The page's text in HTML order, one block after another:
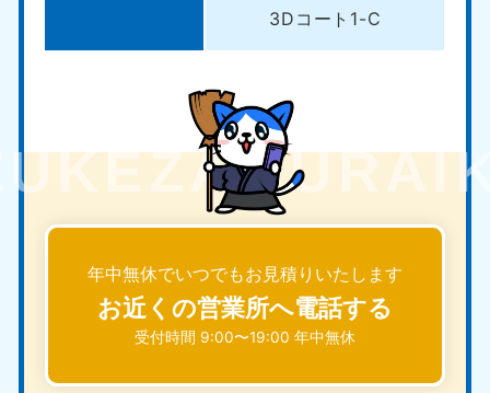
3Dコート1-C
年中無休でいつでもお見積りいたします
お近くの営業所へ電話する
受付時間 9:00〜19:00 年中無休